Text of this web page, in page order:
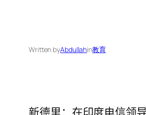
Written byAbdullahin教育